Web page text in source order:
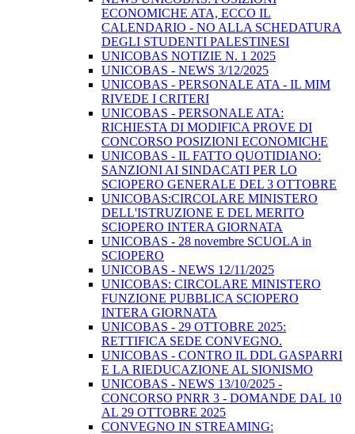
ECONOMICHE ATA, ECCO IL
CALENDARIO - NO ALLA SCHEDATURA
DEGLI STUDENTI PALESTINESI
UNICOBAS NOTIZIE N. 1 2025
UNICOBAS - NEWS 3/12/2025
UNICOBAS - PERSONALE ATA - IL MIM
RIVEDE I CRITERI
UNICOBAS - PERSONALE ATA:
RICHIESTA DI MODIFICA PROVE DI
CONCORSO POSIZIONI ECONOMICHE
UNICOBAS - IL FATTO QUOTIDIANO:
SANZIONI AI SINDACATI PER LO
SCIOPERO GENERALE DEL 3 OTTOBRE
UNICOBAS:CIRCOLARE MINISTERO
DELL'ISTRUZIONE E DEL MERITO
SCIOPERO INTERA GIORNATA
UNICOBAS - 28 novembre SCUOLA in
SCIOPERO
UNICOBAS - NEWS 12/11/2025
UNICOBAS: CIRCOLARE MINISTERO
FUNZIONE PUBBLICA SCIOPERO
INTERA GIORNATA
UNICOBAS - 29 OTTOBRE 2025:
RETTIFICA SEDE CONVEGNO.
UNICOBAS - CONTRO IL DDL GASPARRI
E LA RIEDUCAZIONE AL SIONISMO
UNICOBAS - NEWS 13/10/2025 -
CONCORSO PNRR 3 - DOMANDE DAL 10
AL 29 OTTOBRE 2025
CONVEGNO IN STREAMING: